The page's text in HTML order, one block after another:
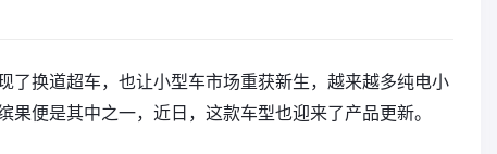
了换道超车，也让小型车市场重获新生，越来越多纯电小
便是其中之一，近日，这款车型也迎来了产品更新。